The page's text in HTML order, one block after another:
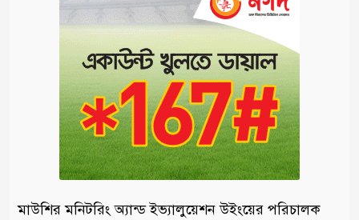
মাউশির মনিটরিং অ্যান্ড ইভ্যালুয়েশন উইংয়ের পরিচালক